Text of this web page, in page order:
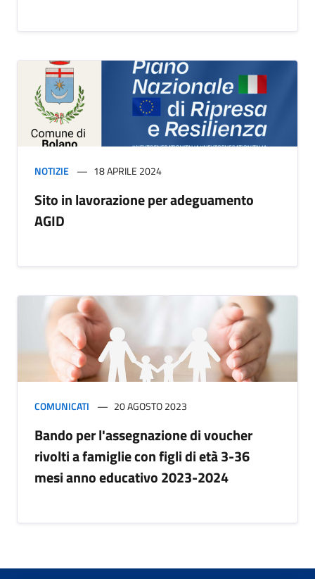
NOTIZIE 18 APRILE 2024
Sito in lavorazione per adeguamento
AGID
COMUNICATI 20 AGOSTO 2023
Bando per l'assegnazione di voucher
rivolti a famiglie con figli di età 3-36
mesi anno educativo 2023-2024